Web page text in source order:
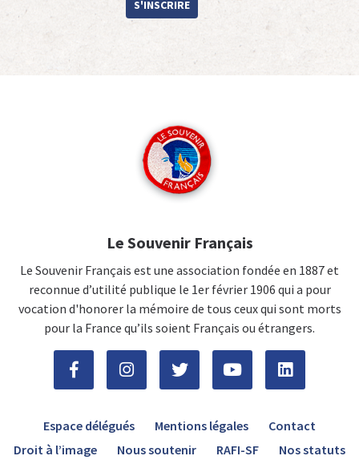
S'INSCRIRE
Le Souvenir Français
Le Souvenir Français est une association fondée en 1887 et
reconnue d’utilité publique le 1er février 1906 qui a pour
vocation d'honorer la mémoire de tous ceux qui sont morts
pour la France qu’ils soient Français ou étrangers.
Espace délégués Mentions légales
Contact
Droit à l’image
Nous soutenir RAFI-SF Nos statuts